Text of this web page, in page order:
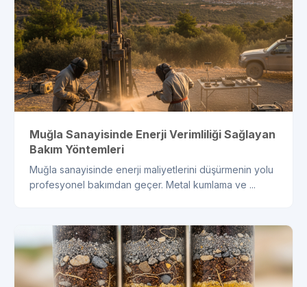
Muğla Sanayisinde Enerji Verimliliği Sağlayan
Bakım Yöntemleri
Muğla sanayisinde enerji maliyetlerini düşürmenin yolu
profesyonel bakımdan geçer. Metal kumlama ve ...